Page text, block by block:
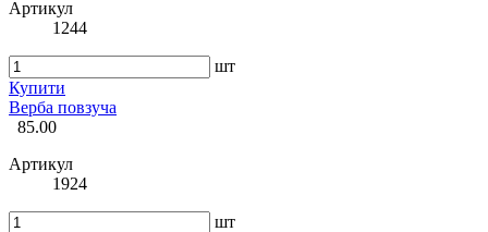
Артикул
1244
шт
Купити
Верба повзуча
85.00
Артикул
1924
шт